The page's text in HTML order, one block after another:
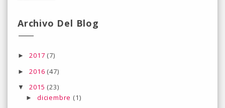
Archivo Del Blog
►2017 (7)
►2016 (47)
▼2015 (23)
► diciembre (1)